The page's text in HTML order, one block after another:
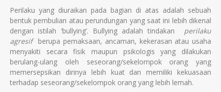
Perilaku yang diuraikan pada bagian di atas adalah sebuah
bentuk pembulian atau perundungan yang saat ini lebih dikenal
dengan istilah ‘bullying’. Bullying adalah tindakan perilaku
agresif berupa pemaksaan, ancaman, kekerasan atau usaha
menyakiti secara fisik maupun psikologis yang dilakukan
berulang-ulang oleh seseorang/sekelompok orang yang
memersepsikan dirinya lebih kuat dan memiliki kekuasaan
terhadap seseorang/sekelompok orang yang lebih lemah.